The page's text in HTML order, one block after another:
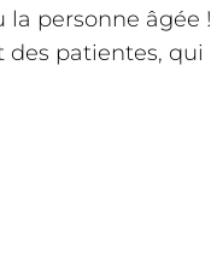
personne âgée !
patientes, qui